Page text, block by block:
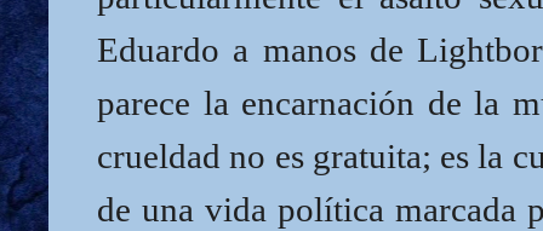
Eduardo a manos de
parece la encarnación de la
crueldad no es gratuita; es la
de una vida política marcada